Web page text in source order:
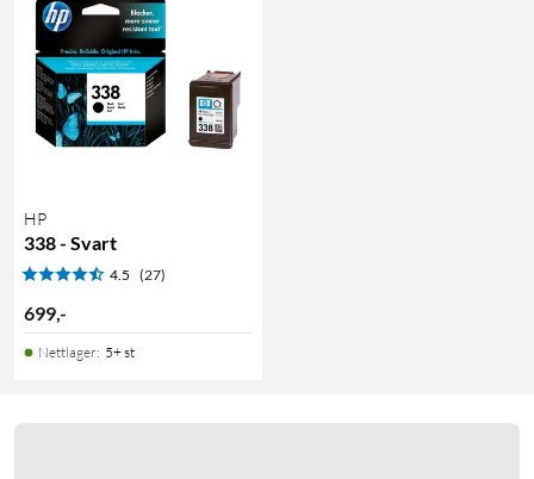
HP
338 - Svart
4.5 (27)
699,-
Nettlager: 5+ st